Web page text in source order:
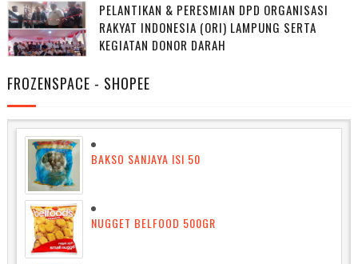
PELANTIKAN & PERESMIAN DPD ORGANISASI
RAKYAT INDONESIA (ORI) LAMPUNG SERTA
KEGIATAN DONOR DARAH
FROZENSPACE - SHOPEE
BAKSO SANJAYA ISI 50
NUGGET BELFOOD 500GR